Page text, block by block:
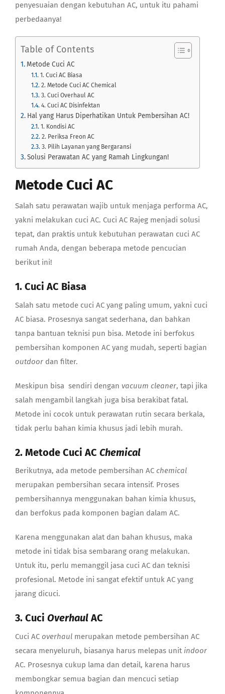
penyesuaian dengan kebutuhan AC, untuk itu pahami
perbedaanya!
Table of Contents
Metode Cuci AC
1. Cuci AC Biasa
2. Metode Cuci AC Chemical
3. Cuci Overhaul AC
4. Cuci AC Disinfektan
Hal yang Harus Diperhatikan Untuk Pembersihan AC!
1. Kondisi AC
2. Periksa Freon AC
3. Pilih Layanan yang Bergaransi
Solusi Perawatan AC yang Ramah Lingkungan!
Metode Cuci AC
Salah satu perawatan wajib untuk menjaga performa AC,
yakni melakukan cuci AC. Cuci AC Rajeg menjadi solusi
tepat, dan praktis untuk kebutuhan perawatan cuci AC
rumah Anda, dengan beberapa metode pencucian
berikut ini!
1. Cuci AC Biasa
Salah satu metode cuci AC yang paling umum, yakni cuci
AC biasa. Prosesnya sangat sederhana, dan bahkan
tanpa bantuan teknisi pun bisa. Metode ini berfokus
pembersihan komponen AC yang mudah, seperti bagian
outdoor dan filter.
Meskipun bisa sendiri dengan vacuum cleaner, tapi jika
salah mengambil langkah juga bisa berakibat fatal.
Metode ini cocok untuk perawatan rutin secara berkala,
tidak perlu bahan kimia khusus jadi lebih murah.
2. Metode Cuci AC Chemical
Berikutnya, ada metode pembersihan AC chemical
merupakan pembersihan secara intensif. Proses
pembersihannya menggunakan bahan kimia khusus,
dan berfokus pada komponen bagian dalam AC.
Karena menggunakan alat dan bahan khusus, maka
metode ini tidak bisa sembarang orang melakukan.
Untuk itu, perlu memanggil jasa cuci AC dan teknisi
profesional. Metode ini sangat efektif untuk AC yang
jarang dicuci.
3. Cuci OverhaulAC
Cuci AC overhaul merupakan metode pembersihan AC
secara menyeluruh, biasanya harus melepas unit indoor
AC. Prosesnya cukup lama dan detail, karena harus
membongkar semua bagian dan mencuci setiap